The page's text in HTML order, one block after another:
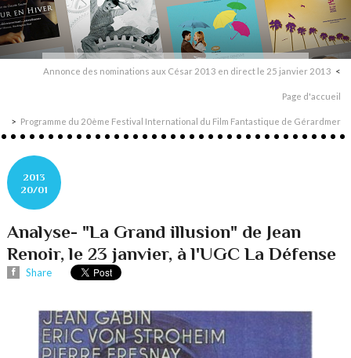
Annonce des nominations aux César 2013 en direct le 25 janvier 2013
Page d'accueil
Programme du 20ème Festival International du Film Fantastique de Gérardmer
2013
20/01
Analyse- "La Grand illusion" de Jean
Renoir, le 23 janvier, à l'UGC La Défense
Share